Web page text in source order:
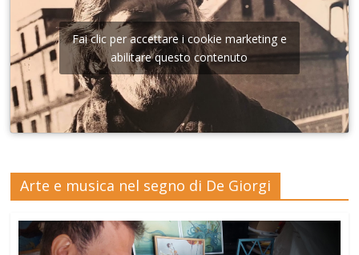
Fai clic per accettare i cookie marketing e
abilitare questo contenuto
Arte e musica nel segno di De Giorgi